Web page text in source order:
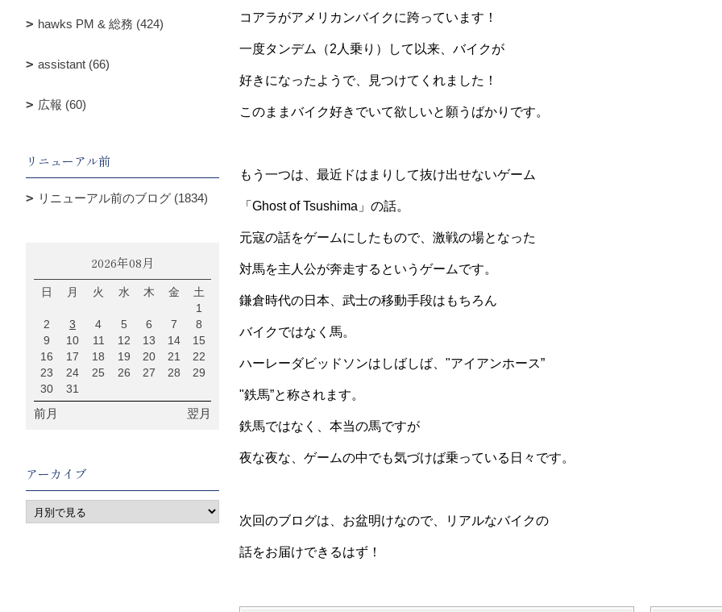
コアラがアメリカンバイクに跨っています！
一度タンデム（2人乗り）して以来、バイクが
好きになったようで、見つけてくれました！
このままバイク好きでいて欲しいと願うばかりです。
もう一つは、最近ドはまりして抜け出せないゲーム
「Ghost of Tsushima」の話。
元寇の話をゲームにしたもので、激戦の場となった
対馬を主人公が奔走するというゲームです。
鎌倉時代の日本、武士の移動手段はもちろん
バイクではなく馬。
ハーレーダビッドソンはしばしば、"アイアンホース”
"鉄馬”と称されます。
鉄馬ではなく、本当の馬ですが
夜な夜な、ゲームの中でも気づけば乗っている日々です。
次回のブログは、お盆明けなので、リアルなバイクの
話をお届けできるはず！
hawks PM & 総務 (424)
assistant (66)
広報 (60)
リニューアル前
リニューアル前のブログ (1834)
2026年08月
日 月 火 水 木 金
土
1
2
3 4 5 6 7
8
9
10 11 12 13 14
15
16
17 18 19 20 21
22
23
24 25 26 27 28
29
30
31
前月 翌月
アーカイブ